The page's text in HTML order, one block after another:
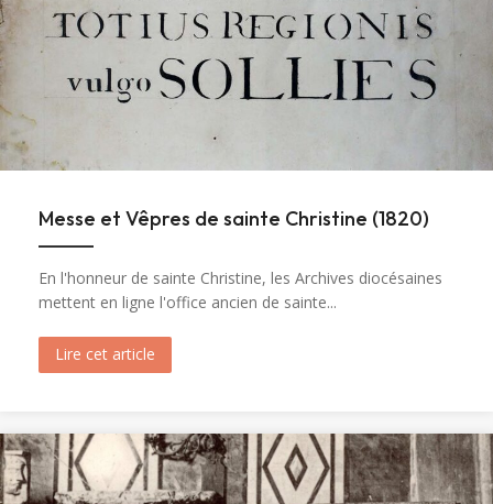
Messe et Vêpres de sainte Christine (1820)
En l'honneur de sainte Christine, les Archives diocésaines
mettent en ligne l'office ancien de sainte...
Lire cet article